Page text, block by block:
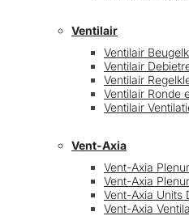
Ventilair
Ventilair
Ventilair
Ventilair
Ventilair Ronde
Ventilair
Vent-Axia
Vent-Axia
Vent-Axia
Vent-Axia Units
Vent-Axia